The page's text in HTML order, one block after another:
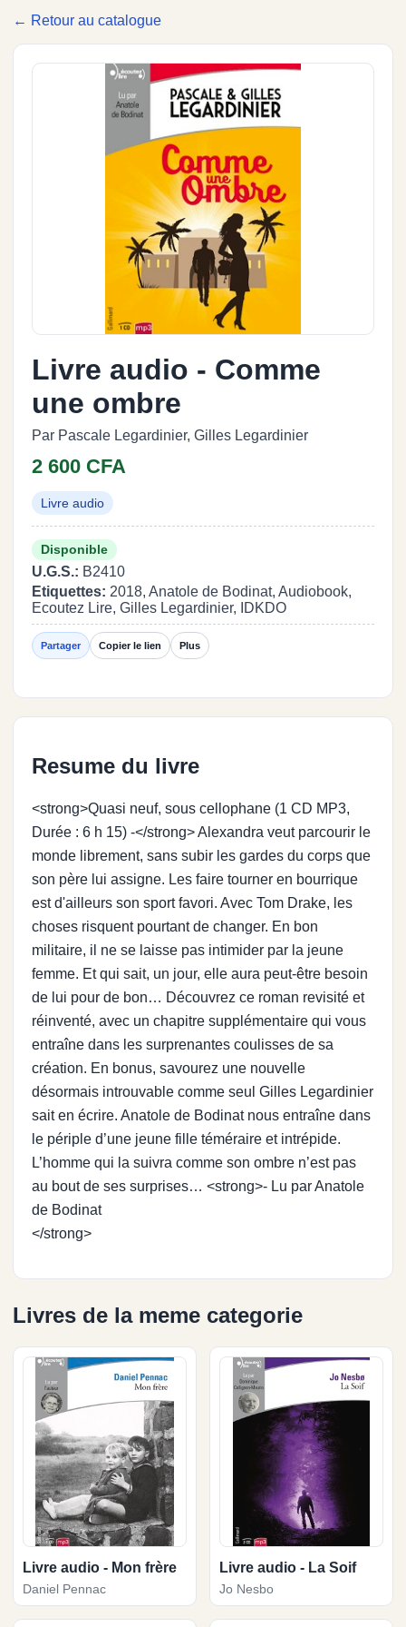
← Retour au catalogue
Livre audio - Comme
une ombre
Par Pascale Legardinier, Gilles Legardinier
2 600 CFA
Livre audio
Disponible
U.G.S.: B2410
Etiquettes: 2018, Anatole de Bodinat, Audiobook,
Ecoutez Lire, Gilles Legardinier, IDKDO
Partager Copier le lien Plus
Resume du livre
<strong>Quasi neuf, sous cellophane (1 CD MP3,
Durée : 6 h 15) -</strong> Alexandra veut parcourir le
monde librement, sans subir les gardes du corps que
son père lui assigne. Les faire tourner en bourrique
est d'ailleurs son sport favori. Avec Tom Drake, les
choses risquent pourtant de changer. En bon
militaire, il ne se laisse pas intimider par la jeune
femme. Et qui sait, un jour, elle aura peut-être besoin
de lui pour de bon… Découvrez ce roman revisité et
réinventé, avec un chapitre supplémentaire qui vous
entraîne dans les surprenantes coulisses de sa
création. En bonus, savourez une nouvelle
désormais introuvable comme seul Gilles Legardinier
sait en écrire. Anatole de Bodinat nous entraîne dans
le périple d’une jeune fille téméraire et intrépide.
L’homme qui la suivra comme son ombre n’est pas
au bout de ses surprises… <strong>- Lu par Anatole
de Bodinat
</strong>
Livres de la meme categorie
Livre audio - Mon frère
Daniel Pennac
Livre audio - La Soif
Jo Nesbo